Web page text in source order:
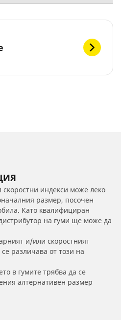
индекси може леко
размер, посочен
Като квалифициран
на гуми ще може да
и/или скоростният
различава от този на
в гумите трябва да се
алтернативен размер